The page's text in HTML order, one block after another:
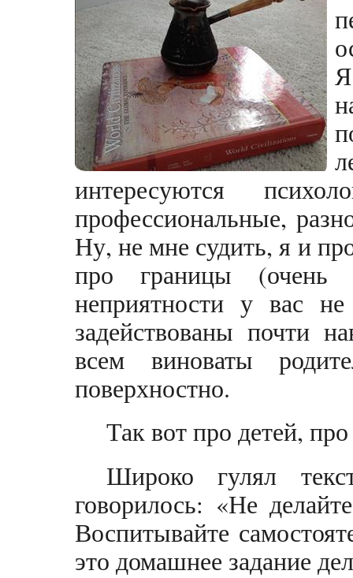
интересуются
профессиональные,
Ну, не мне судить, я и
про границы (очень
неприятности у вас
задействованы почти
всем виноваты
поверхностно.
Так вот про детей,
Широко гулял
говорилось: «Не
Воспитывайте
это домашнее задание